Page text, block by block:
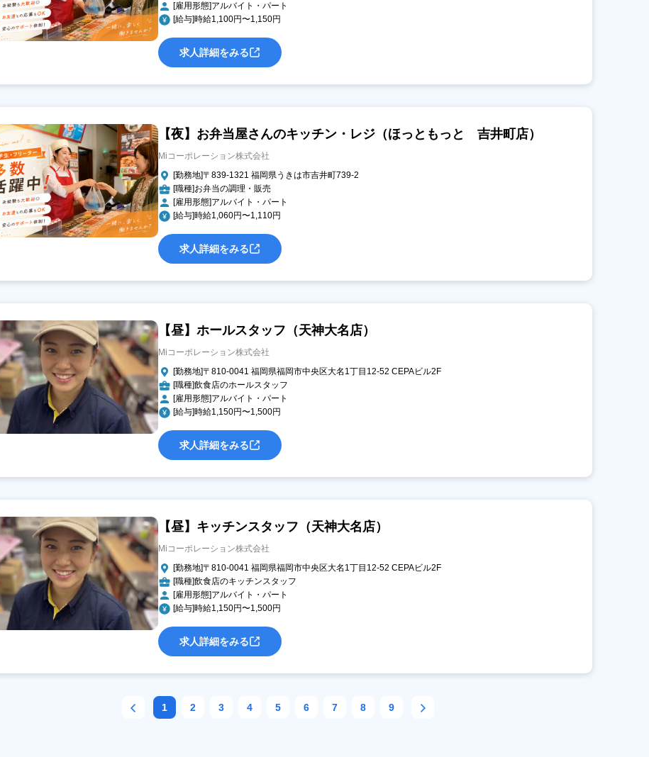
[雇用形態]アルバイト・パート
[給与]時給1,100円〜1,150円
求人詳細をみる
【夜】お弁当屋さんのキッチン・レジ（ほっともっと 吉井町店）
Miコーポレーション株式会社
[勤務地]〒839-1321 福岡県うきは市吉井町739-2
[職種]お弁当の調理・販売
[雇用形態]アルバイト・パート
[給与]時給1,060円〜1,110円
求人詳細をみる
【昼】ホールスタッフ（天神大名店）
Miコーポレーション株式会社
[勤務地]〒810-0041 福岡県福岡市中央区大名1丁目12-52 CEPAビル2F
[職種]飲食店のホールスタッフ
[雇用形態]アルバイト・パート
[給与]時給1,150円〜1,500円
求人詳細をみる
【昼】キッチンスタッフ（天神大名店）
Miコーポレーション株式会社
[勤務地]〒810-0041 福岡県福岡市中央区大名1丁目12-52 CEPAビル2F
[職種]飲食店のキッチンスタッフ
[雇用形態]アルバイト・パート
[給与]時給1,150円〜1,500円
求人詳細をみる
1 2 3 4 5 6 7 8 9